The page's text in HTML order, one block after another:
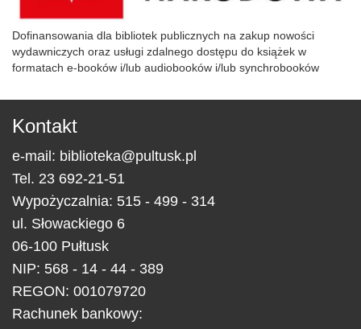
Dofinansowania dla bibliotek publicznych na zakup nowości
wydawniczych oraz usługi zdalnego dostępu do książek w
formatach e-booków i/lub audiobooków i/lub synchrobooków
Kontakt
e-mail: biblioteka@pultusk.pl
Tel. 23 692-21-51
Wypożyczalnia: 515 - 499 - 314
ul. Słowackiego 6
06-100 Pułtusk
NIP: 568 - 14 - 44 - 389
REGON: 001079720
Rachunek bankowy: